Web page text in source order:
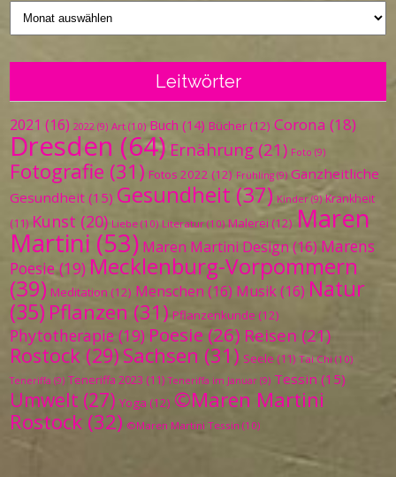
Vergangenes
Leitwörter
2021 (16) 2022 (9) Art (10) Buch (14) Bücher (12) Corona (18)
Dresden (64) Ernährung (21) Foto (9)
Fotografie (31) Fotos 2022 (12) Frühling (9) Ganzheitliche
Gesundheit (15) Gesundheit (37) Kinder (9) Krankheit
(11) Kunst (20) Liebe (10) Literatur (10) Malerei (12) Maren
Martini (53) Maren Martini Design (16) Marens
Poesie(19) Mecklenburg-Vorpommern
(39) Meditation (12) Menschen (16) Musik(16) Natur
(35) Pflanzen (31) Pflanzenkunde (12)
Phytotherapie (19) Poesie (26) Reisen (21)
Rostock (29) Sachsen (31) Seele (11) Tai Chi (10)
Teneriffa (9) Teneriffa 2023 (11) Teneriffa im Januar (9) Tessin (15)
Umwelt (27) Yoga (12) ©Maren Martini
Rostock (32) ©Maren Martini Tessin (10)